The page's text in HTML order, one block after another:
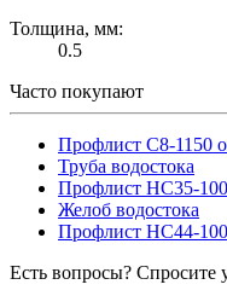
Толщина, мм:
0.5
Часто покупают
Профлист С8-1150
Труба водостока
Профлист НС35-
Желоб водостока
Профлист НС44-
Есть вопросы? Спросите